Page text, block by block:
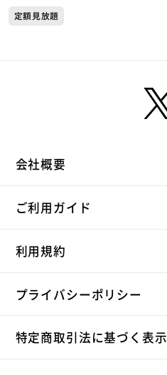
定額見放題
会社概要
ご利用ガイド
利用規約
プライバシーポリシー
特定商取引法に基づく表示